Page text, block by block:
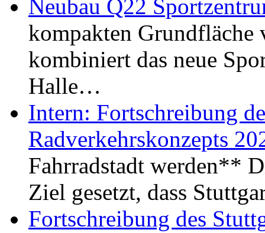
Neubau Q22
kompakten Grundfläche
kombiniert das neue
Halle…
Intern: Fortschreibung
Radverkehrskonzepts
Fahrradstadt werden**
Ziel gesetzt, dass
Fortschreibung des